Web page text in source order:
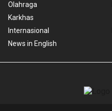
Olahraga
Karkhas
Internasional
News in English